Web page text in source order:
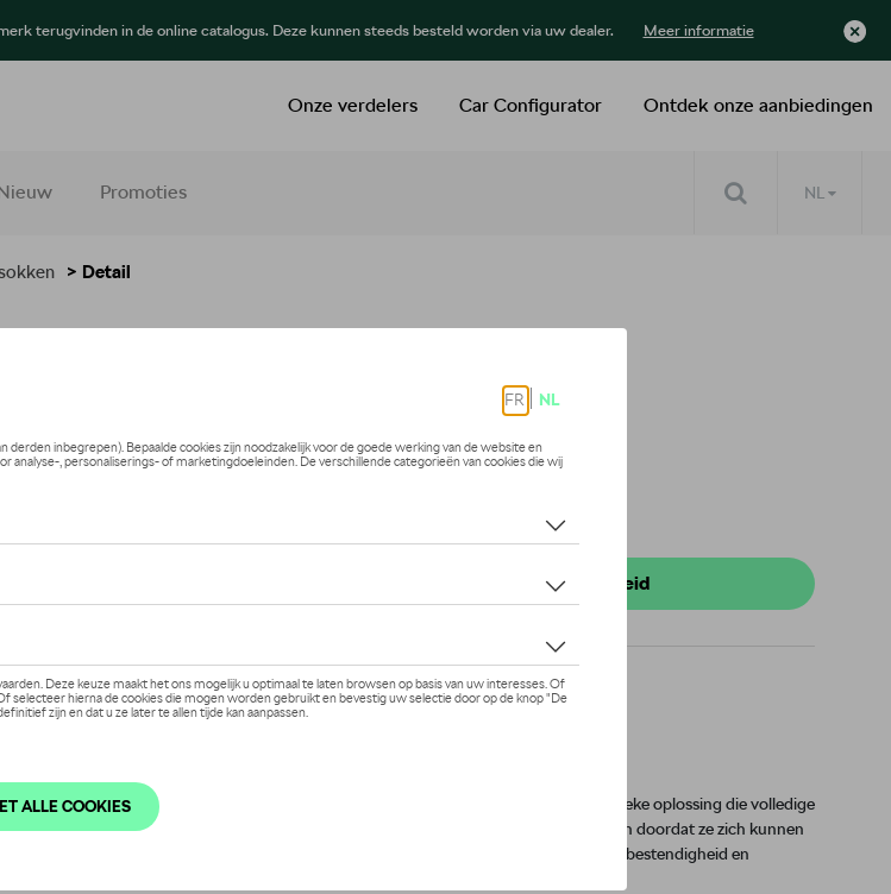
terugvinden in de online catalogus. Deze kunnen steeds besteld worden via uw dealer. Meer informatie
Promoties
Ontdek onze aanbiedingen
Car Configurator
Onze verdelers
NL
> Detail
€ 145,01
Contacteer uw dealer voor beschikbaarheid
Introductie
Sneeuwketting NEO 13mm 4X4, SUV
Rijden over sneeuw of ijs met een bestelwagen of SUV vereist een specifieke oplossing die volledige
veiligheid biedt. De 4X4 NEO sneeuwkettingen garanderen efficiënt rijden doordat ze zich kunnen
aanpassen aan de bijzondere kenmerken van deze voertuigen. Ze bieden bestendigheid en